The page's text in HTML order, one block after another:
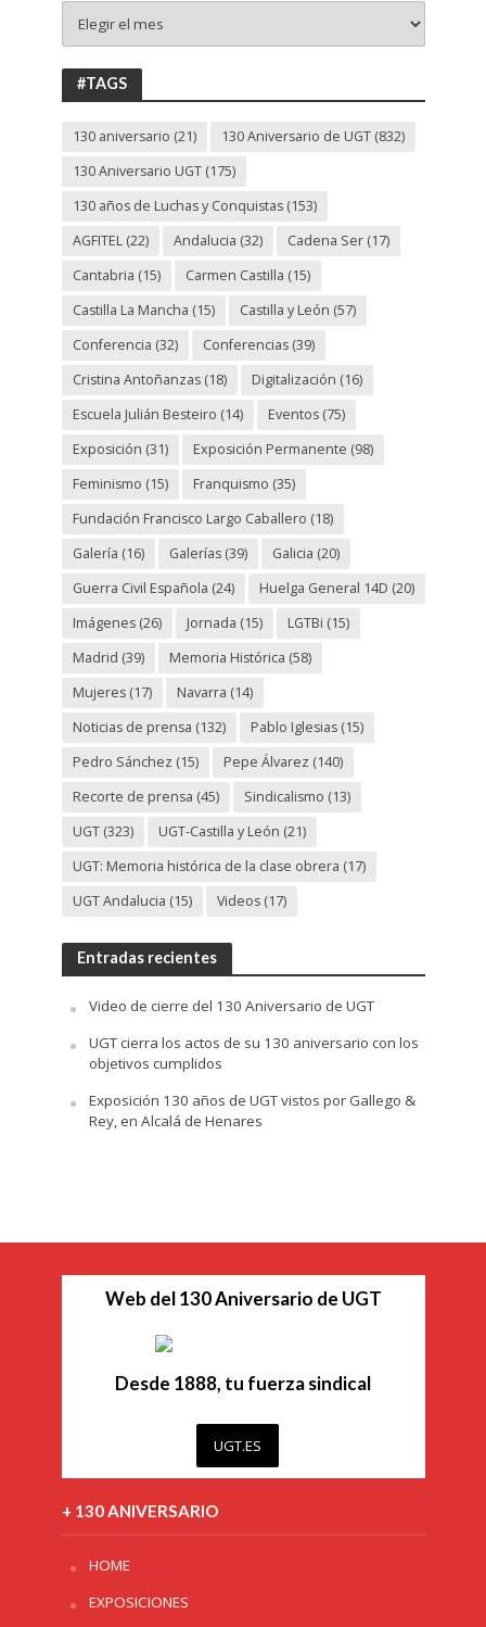
130
ANIVERSARIO
UGT
#TAGS
130 aniversario (21) 130 Aniversario de UGT(832)
130 Aniversario UGT(175)
130 años de Luchas y Conquistas(153)
AGFITEL(22) Andalucia (32) Cadena Ser(17)
Cantabria (15) Carmen Castilla (15)
Castilla La Mancha (15) Castilla y León (57)
Conferencia (32) Conferencias(39)
Cristina Antoñanzas(18) Digitalización (16)
Escuela Julián Besteiro (14) Eventos(75)
Exposición (31) Exposición Permanente (98)
Feminismo (15) Franquismo (35)
Fundación Francisco Largo Caballero (18)
Galería (16) Galerías(39) Galicia (20)
Guerra Civil Española (24) Huelga General 14D (20)
Imágenes(26) Jornada (15) LGTBi (15)
Madrid (39) Memoria Histórica (58)
Mujeres(17) Navarra (14)
Noticias de prensa (132) Pablo Iglesias(15)
Pedro Sánchez (15) Pepe Álvarez (140)
Recorte de prensa (45) Sindicalismo (13)
UGT(323) UGT-Castilla y León (21)
UGT: Memoria histórica de la clase obrera (17)
UGT Andalucia (15) Videos(17)
Entradas recientes
Video de cierre del 130 Aniversario de UGT
UGT cierra los actos de su 130 aniversario con los
objetivos cumplidos
Exposición 130 años de UGT vistos por Gallego &
Rey, en Alcalá de Henares
Web del 130 Aniversario de UGT
Desde 1888, tu fuerza sindical
UGT.ES
+ 130 ANIVERSARIO
HOME
EXPOSICIONES